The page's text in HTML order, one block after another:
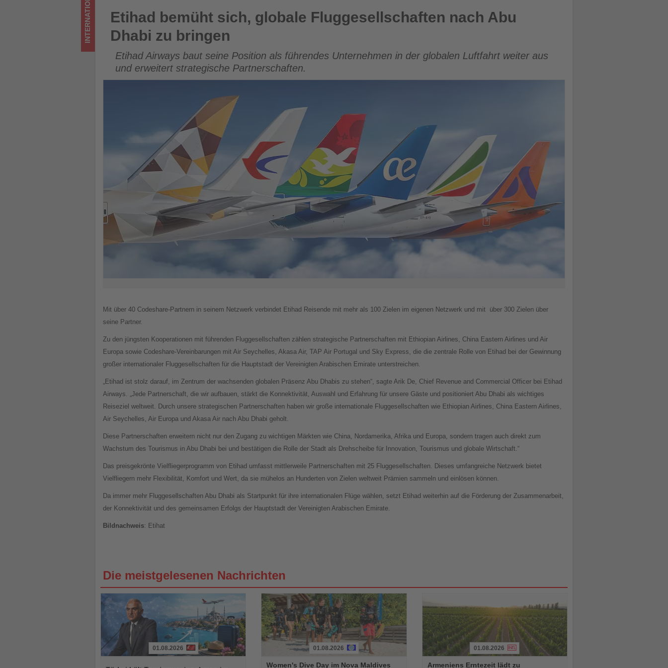
Etihad bemüht sich, globale Fluggesellschaften nach Abu Dhabi zu bringen
INTERNATIONAL
Etihad bemüht sich, globale Fluggesellschaften nach Abu
Dhabi zu bringen
Etihad Airways baut seine Position als führendes Unternehmen in der globalen Luftfahrt weiter aus
und erweitert strategische Partnerschaften.
Mit über 40 Codeshare-Partnern in seinem Netzwerk verbindet Etihad Reisende mit mehr als 100 Zielen im eigenen Netzwerk und mit über 300 Zielen über
seine Partner.
Zu den jüngsten Kooperationen mit führenden Fluggesellschaften zählen strategische Partnerschaften mit Ethiopian Airlines, China Eastern Airlines und Air
Europa sowie Codeshare-Vereinbarungen mit Air Seychelles, Akasa Air, TAP Air Portugal und Sky Express, die die zentrale Rolle von Etihad bei der Gewinnung
großer internationaler Fluggesellschaften für die Hauptstadt der Vereinigten Arabischen Emirate unterstreichen.
„Etihad ist stolz darauf, im Zentrum der wachsenden globalen Präsenz Abu Dhabis zu stehen“, sagte Arik De, Chief Revenue and Commercial Officer bei Etihad
Airways. „Jede Partnerschaft, die wir aufbauen, stärkt die Konnektivität, Auswahl und Erfahrung für unsere Gäste und positioniert Abu Dhabi als wichtiges
Reiseziel weltweit. Durch unsere strategischen Partnerschaften haben wir große internationale Fluggesellschaften wie Ethiopian Airlines, China Eastern Airlines,
Air Seychelles, Air Europa und Akasa Air nach Abu Dhabi geholt.
Diese Partnerschaften erweitern nicht nur den Zugang zu wichtigen Märkten wie China, Nordamerika, Afrika und Europa, sondern tragen auch direkt zum
Wachstum des Tourismus in Abu Dhabi bei und bestätigen die Rolle der Stadt als Drehscheibe für Innovation, Tourismus und globale Wirtschaft.“
Das preisgekrönte Vielfliegerprogramm von Etihad umfasst mittlerweile Partnerschaften mit 25 Fluggesellschaften. Dieses umfangreiche Netzwerk bietet
Vielfliegern mehr Flexibilität, Komfort und Wert, da sie mühelos an Hunderten von Zielen weltweit Prämien sammeln und einlösen können.
Da immer mehr Fluggesellschaften Abu Dhabi als Startpunkt für ihre internationalen Flüge wählen, setzt Etihad weiterhin auf die Förderung der Zusammenarbeit,
der Konnektivität und des gemeinsamen Erfolgs der Hauptstadt der Vereinigten Arabischen Emirate.
Bildnachweis: Etihat
Die meistgelesenen Nachrichten
01.08.2026 01.08.2026
Women's Dive Day im Nova Maldives
01.08.2026
Armeniens Erntezeit lädt zu